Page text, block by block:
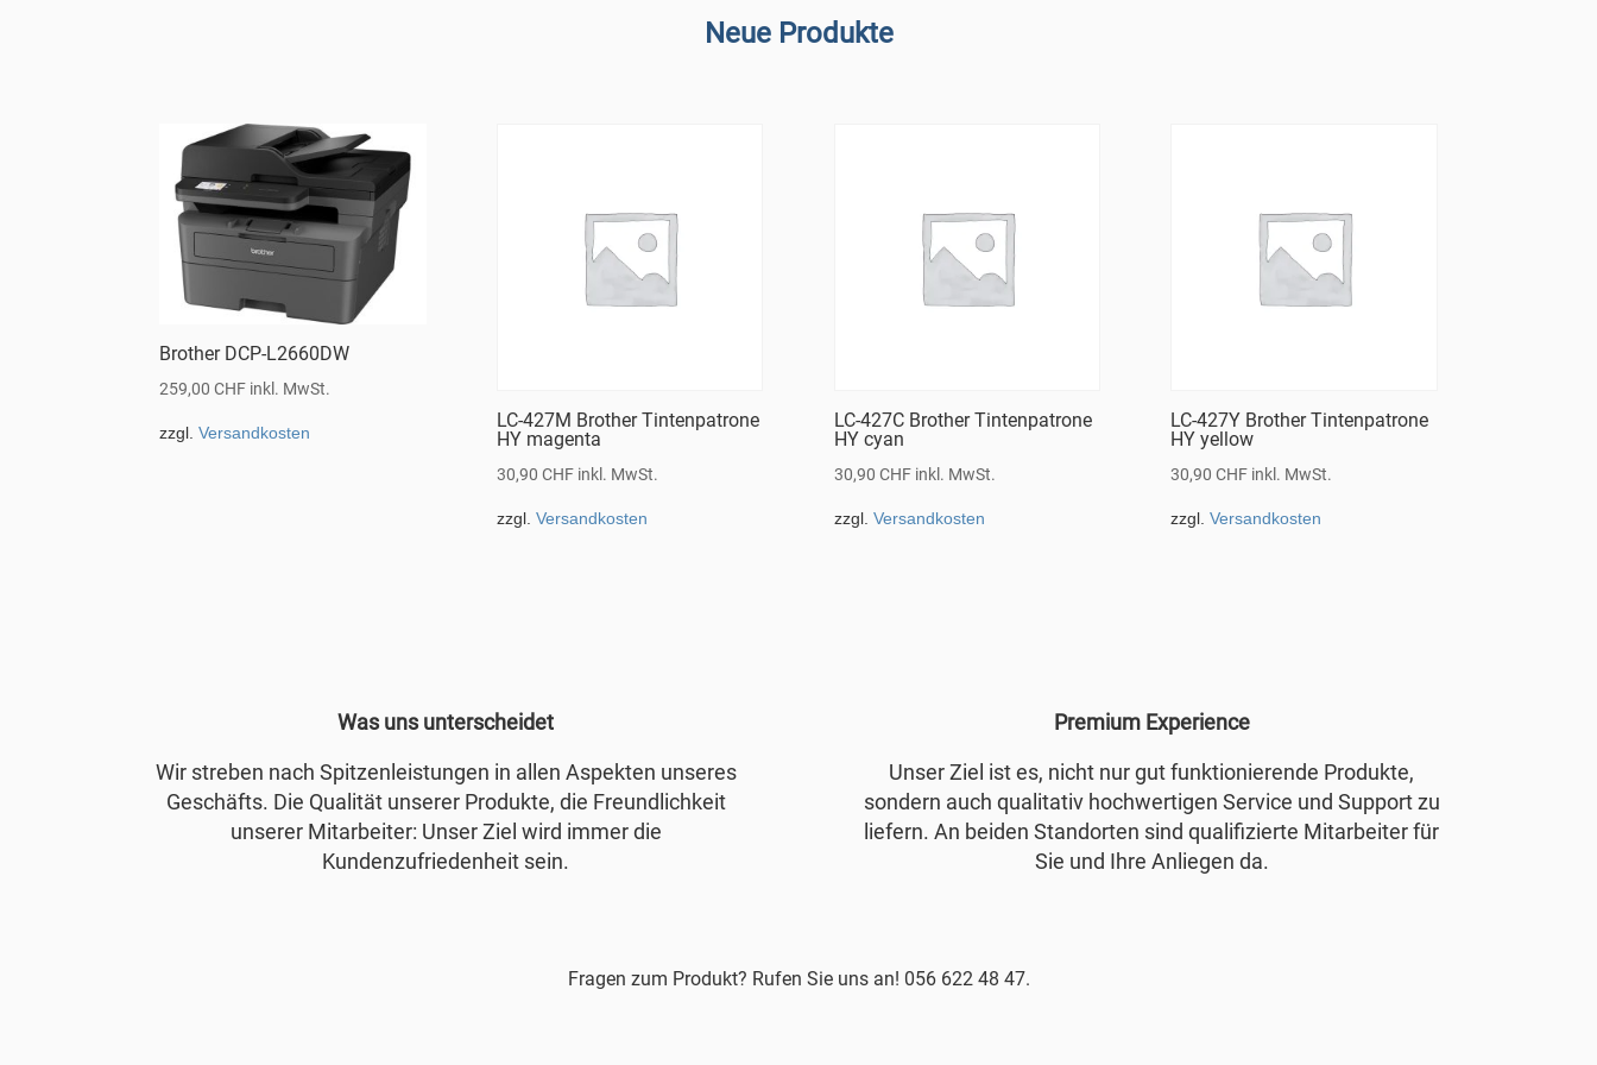
Neue Produkte
Brother DCP-L2660DW
259,00CHF inkl. MwSt.
zzgl.Versandkosten
LC-427M Brother Tintenpatrone
HY magenta
30,90 CHF inkl. MwSt.
zzgl. Versandkosten
LC-427C Brother Tintenpatrone
HY cyan
30,90 CHF inkl. MwSt.
zzgl. Versandkosten
LC-427Y Brother Tintenpatrone
HY yellow
30,90CHF inkl. MwSt.
zzgl.Versandkosten
Was uns unterscheidet
Wir streben nach Spitzenleistungen in allen Aspekten unseres
Geschäfts. Die Qualität unserer Produkte, die Freundlichkeit
unserer Mitarbeiter: Unser Ziel wird immer die
Kundenzufriedenheit sein.
Premium Experience
Unser Ziel ist es, nicht nur gut funktionierende Produkte,
sondern auch qualitativ hochwertigen Service und Support zu
liefern. An beiden Standorten sind qualifizierte Mitarbeiter für
Sie und Ihre Anliegen da.
Fragen zum Produkt? Rufen Sie uns an! 056 622 48 47.